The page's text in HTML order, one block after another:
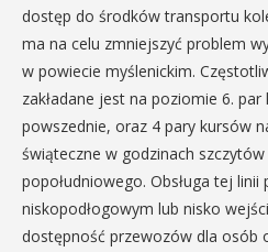
dostęp do środków transportu
ma na celu zmniejszyć problem
w powiecie myślenickim.
zakładane jest na poziomie 6.
powszednie, oraz 4 pary kursów
świąteczne w godzinach
popołudniowego. Obsługa tej
niskopodłogowym lub nisko
dostępność przewozów dla osób